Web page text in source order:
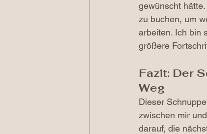
gewünscht
zu buchen, um
arbeiten. Ich bin
größere
Fazit: Der
Weg
Dieser
zwischen mir
darauf, die